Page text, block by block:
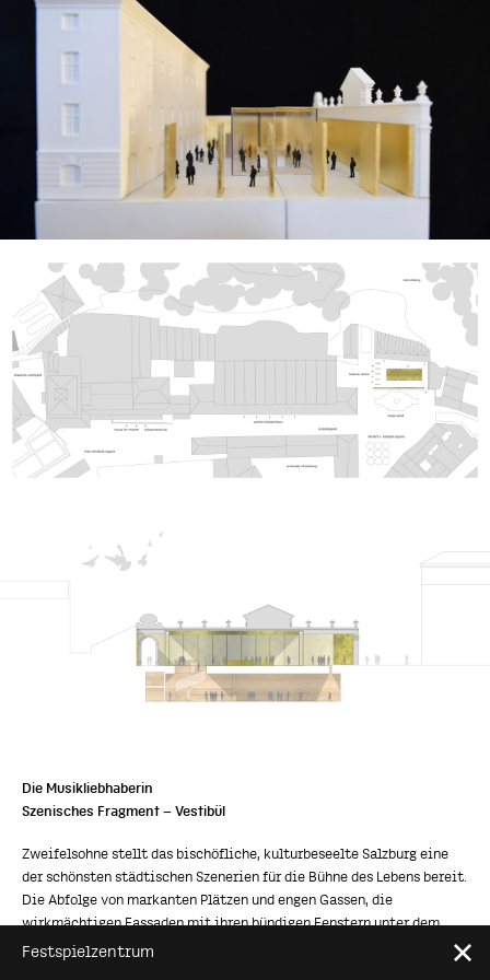
Marte.Marte Architekten
Die Musikliebhaberin
Szenisches Fragment – Vestibül
Zweifelsohne stellt das bischöfliche, kulturbeseelte Salzburg eine
der schönsten städtischen Szenerien für die Bühne des Lebens bereit.
Die Abfolge von markanten Plätzen und engen Gassen, die
wirkmächtigen Fassaden mit ihren bündigen Fenstern unter dem
skulpturalen Gebilde der gefalteten Dächer formen einen
Festspielzentrum